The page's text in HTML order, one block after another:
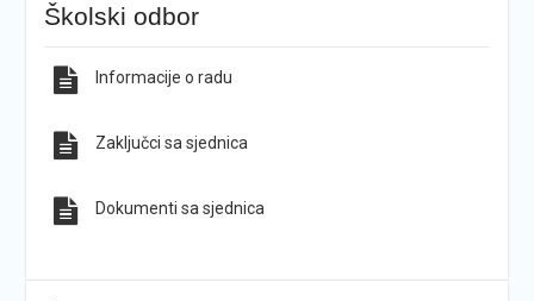
Školski odbor
Informacije o radu
Zaključci sa sjednica
Dokumenti sa sjednica